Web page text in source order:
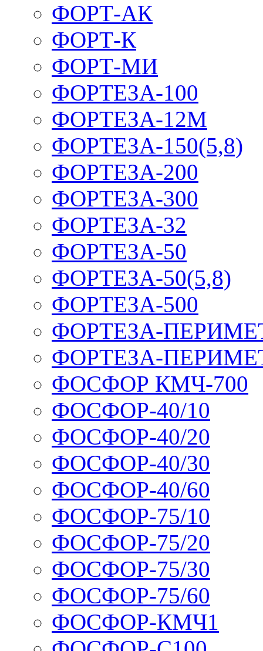
ФОРТ-АК
ФОРТ-К
ФОРТ-МИ
ФОРТЕЗА-100
ФОРТЕЗА-12М
ФОРТЕЗА-150(5,8)
ФОРТЕЗА-200
ФОРТЕЗА-300
ФОРТЕЗА-32
ФОРТЕЗА-50
ФОРТЕЗА-50(5,8)
ФОРТЕЗА-500
ФОРТЕЗА-
ФОРТЕЗА-
ФОСФОР КМЧ-700
ФОСФОР-40/10
ФОСФОР-40/20
ФОСФОР-40/30
ФОСФОР-40/60
ФОСФОР-75/10
ФОСФОР-75/20
ФОСФОР-75/30
ФОСФОР-75/60
ФОСФОР-КМЧ1